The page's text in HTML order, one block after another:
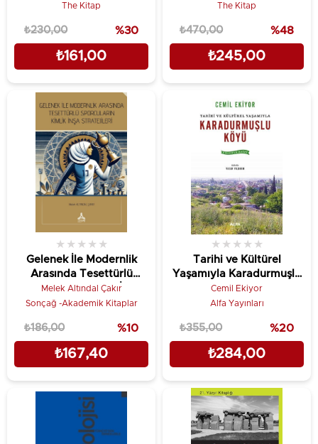
The Kitap
₺161,00
₺230,00 %30
The Kitap
₺245,00
₺470,00 %48
Gelenek İle Modernlik
Arasında Tesettürlü
Sporcuların Kimlik İnşa
Stratejileri
★ ★ ★ ★ ★
Melek Altındal Çakır
Sonçağ -Akademik Kitaplar
₺167,40
₺186,00 %10
Tarihi ve Kültürel
Yaşamıyla Karadurmuşlu
Köyü
★ ★ ★ ★ ★
Cemil Ekiyor
Alfa Yayınları
₺284,00
₺355,00 %20